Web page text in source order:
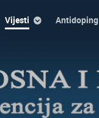
Vijesti Antidoping